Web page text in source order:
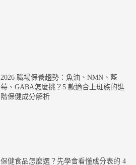
2026 職場保養趨勢：魚油、NMN、藍
莓、GABA怎麼挑？5 款適合上班族的進
階保健成分解析
保健食品怎麼選？先學會看懂成分表的 4